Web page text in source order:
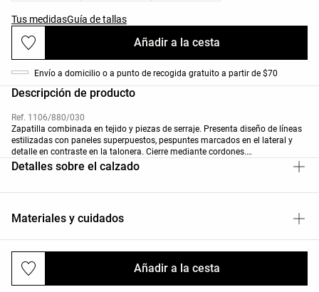
Tus medidasGuía de tallas
Añadir a la cesta
Añadir a la cesta
Envío a domicilio o a punto de recogida gratuito a partir de $70
Descripción de producto
Ref. 1106/880/030
Zapatilla combinada en tejido y piezas de serraje. Presenta diseño de líneas
estilizadas con paneles superpuestos, pespuntes marcados en el lateral y
detalle en contraste en la talonera. Cierre mediante cordones.
Suela plana de perfil bajo con acabado en tono natural.
Detalles sobre el calzado
Materiales y cuidados
Envíos y devoluciones